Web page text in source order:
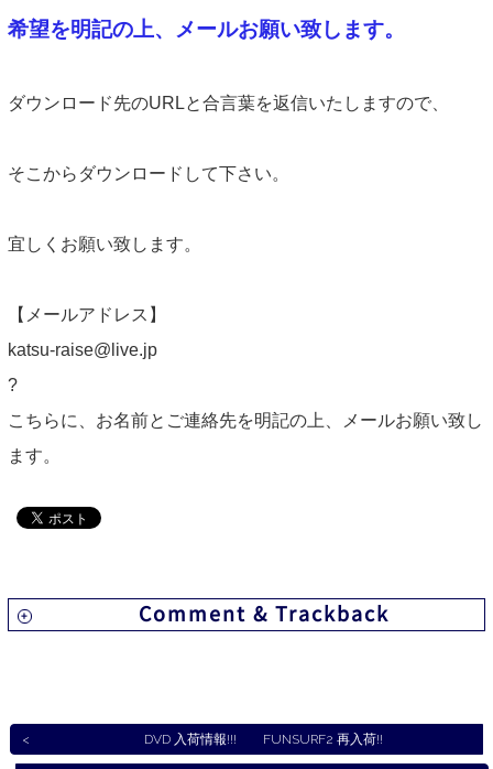
希望を明記の上、メールお願い致します。
ダウンロード先のURLと合言葉を返信いたしますので、
そこからダウンロードして下さい。
宜しくお願い致します。
【メールアドレス】
katsu-raise@live.jp
?
こちらに、お名前とご連絡先を明記の上、メールお願い致し
ます。
Comment & Trackback
DVD 入荷情報!!! FUNSURF2 再入荷!!